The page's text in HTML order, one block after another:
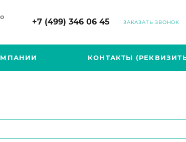
+7 (499) 346 06 45 ЗАКАЗАТЬ ЗВОНОК
КОНТАКТЫ